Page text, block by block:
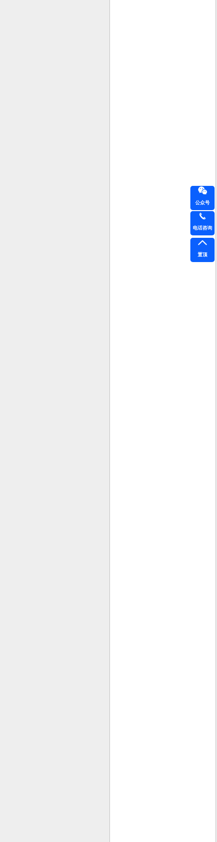
公众号
电话咨询
置顶